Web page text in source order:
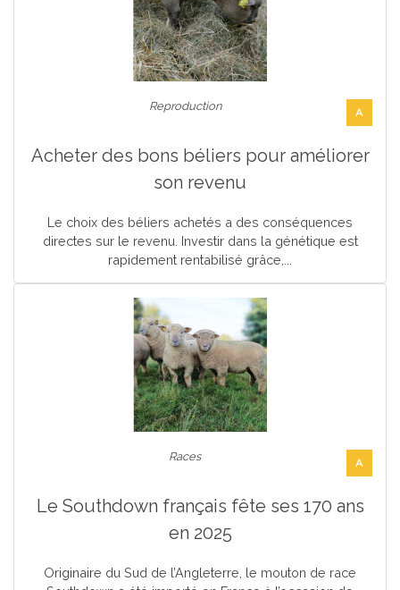
A
Reproduction
Acheter des bons béliers pour améliorer
son revenu
Le choix des béliers achetés a des conséquences
directes sur le revenu. Investir dans la génétique est
rapidement rentabilisé grâce,...
A
Races
Le Southdown français fête ses 170 ans
en 2025
Originaire du Sud de l’Angleterre, le mouton de race